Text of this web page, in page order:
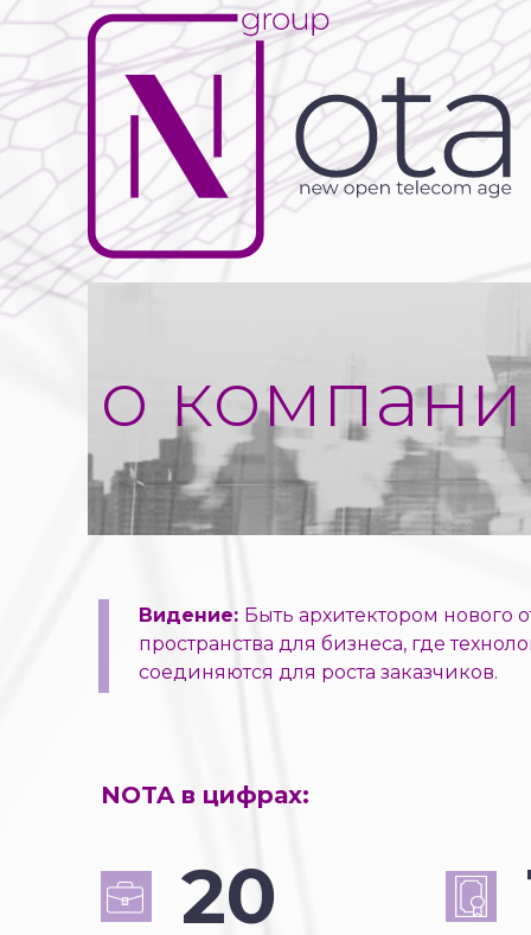
NOTA в цифрах:
Видение: Быть архитектором нового
пространства для бизнеса, где
соединяются для роста заказчиков.
20
о